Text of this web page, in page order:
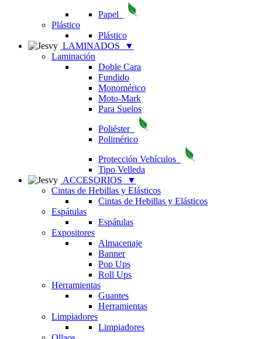
Papel
Plástico
Plástico
LAMINADOS
▼
Laminación
Doble Cara
Fundido
Monomérico
Moto-Mark
Para Suelos
Poliéster
Polimérico
Protección Vehículos
Tipo Velleda
ACCESORIOS
▼
Cintas de Hebillas y Elásticos
Cintas de Hebillas y Elásticos
Espátulas
Espátulas
Expositores
Almacenaje
Banner
Pop Ups
Roll Ups
Herramientas
Guantes
Herramientas
Limpiadores
Limpiadores